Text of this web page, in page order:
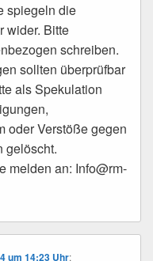
spiegeln die
wider. Bitte
schreiben.
sollten überprüfbar
als Spekulation
oder Verstöße gegen
gelöscht.
melden an: Info@rm-
um 14:23 Uhr: